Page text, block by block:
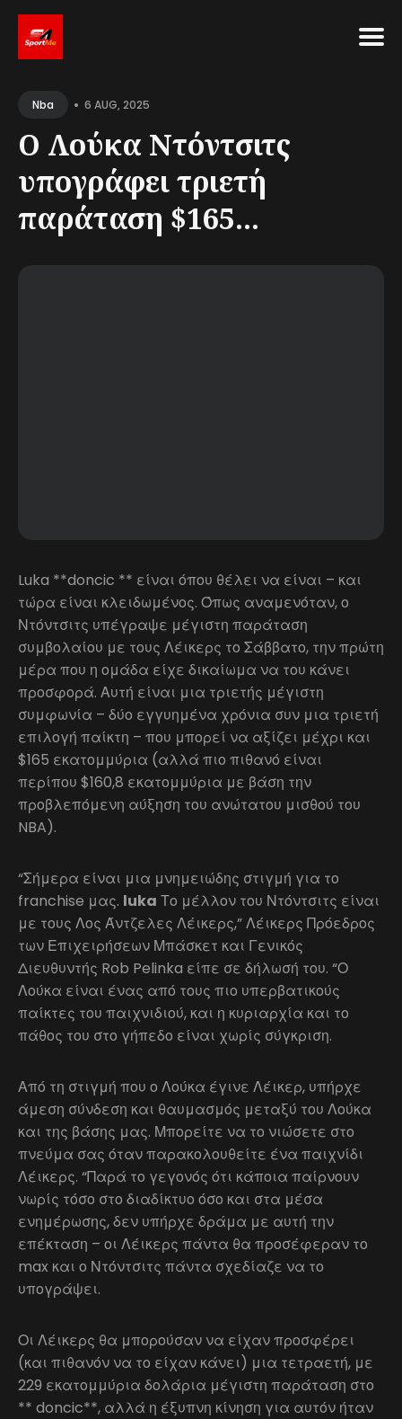
forNba • 6 AUG, 2025
Ο Λούκα Ντόντσιτς
υπογράφει τριετή
παράταση $165...
Luka **doncic ** είναι όπου θέλει να είναι – και
τώρα είναι κλειδωμένος. Όπως αναμενόταν, ο
Ντόντσιτς υπέγραψε μέγιστη παράταση
συμβολαίου με τους Λέικερς το Σάββατο, την πρώτη
μέρα που η ομάδα είχε δικαίωμα να του κάνει
προσφορά. Αυτή είναι μια τριετής μέγιστη
συμφωνία – δύο εγγυημένα χρόνια συν μια τριετή
επιλογή παίκτη – που μπορεί να αξίζει μέχρι και
$165 εκατομμύρια (αλλά πιο πιθανό είναι
περίπου $160,8 εκατομμύρια με βάση την
προβλεπόμενη αύξηση του ανώτατου μισθού του
NBA).
“Σήμερα είναι μια μνημειώδης στιγμή για το
franchise μας. luka Το μέλλον του Ντόντσιτς είναι
με τους Λος Άντζελες Λέικερς,” Λέικερς Πρόεδρος
των Επιχειρήσεων Μπάσκετ και Γενικός
Διευθυντής Rob Pelinka είπε σε δήλωσή του. “Ο
Λούκα είναι ένας από τους πιο υπερβατικούς
παίκτες του παιχνιδιού, και η κυριαρχία και το
πάθος του στο γήπεδο είναι χωρίς σύγκριση.
Από τη στιγμή που ο Λούκα έγινε Λέικερ, υπήρχε
άμεση σύνδεση και θαυμασμός μεταξύ του Λούκα
και της βάσης μας. Μπορείτε να το νιώσετε στο
πνεύμα σας όταν παρακολουθείτε ένα παιχνίδι
Λέικερς. “Παρά το γεγονός ότι κάποια παίρνουν
νωρίς τόσο στο διαδίκτυο όσο και στα μέσα
ενημέρωσης, δεν υπήρχε δράμα με αυτή την
επέκταση – οι Λέικερς πάντα θα προσέφεραν το
max και ο Ντόντσιτς πάντα σχεδίαζε να το
υπογράψει.
Οι Λέικερς θα μπορούσαν να είχαν προσφέρει
(και πιθανόν να το είχαν κάνει) μια τετραετή, με
229 εκατομμύρια δολάρια μέγιστη παράταση στο
** doncic**, αλλά η έξυπνη κίνηση για αυτόν ήταν